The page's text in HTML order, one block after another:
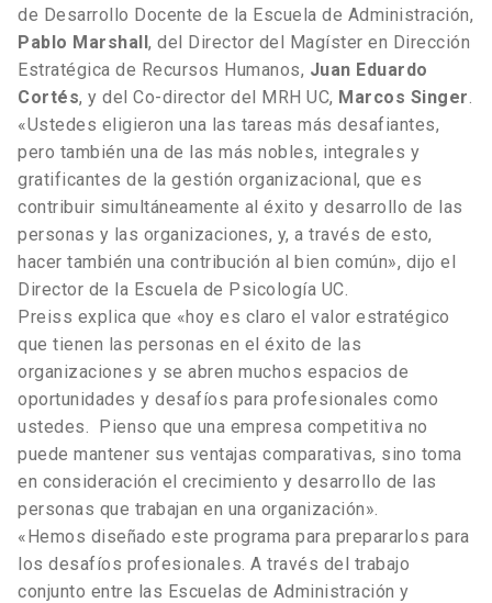
de Desarrollo Docente de la Escuela de Administración,
Pablo Marshall , del Director del Magíster en Dirección
Estratégica de Recursos Humanos, Juan Eduardo
Cortés, y del Co-director del MRH UC, Marcos Singer.
«Ustedes eligieron una las tareas más desafiantes,
pero también una de las más nobles, integrales y
gratificantes de la gestión organizacional, que es
contribuir simultáneamente al éxito y desarrollo de las
personas y las organizaciones, y, a través de esto,
hacer también una contribución al bien común», dijo el
Director de la Escuela de Psicología UC.
Preiss explica que «hoy es claro el valor estratégico
que tienen las personas en el éxito de las
organizaciones y se abren muchos espacios de
oportunidades y desafíos para profesionales como
ustedes. Pienso que una empresa competitiva no
puede mantener sus ventajas comparativas, sino toma
en consideración el crecimiento y desarrollo de las
personas que trabajan en una organización».
«Hemos diseñado este programa para prepararlos para
los desafíos profesionales. A través del trabajo
conjunto entre las Escuelas de Administración y